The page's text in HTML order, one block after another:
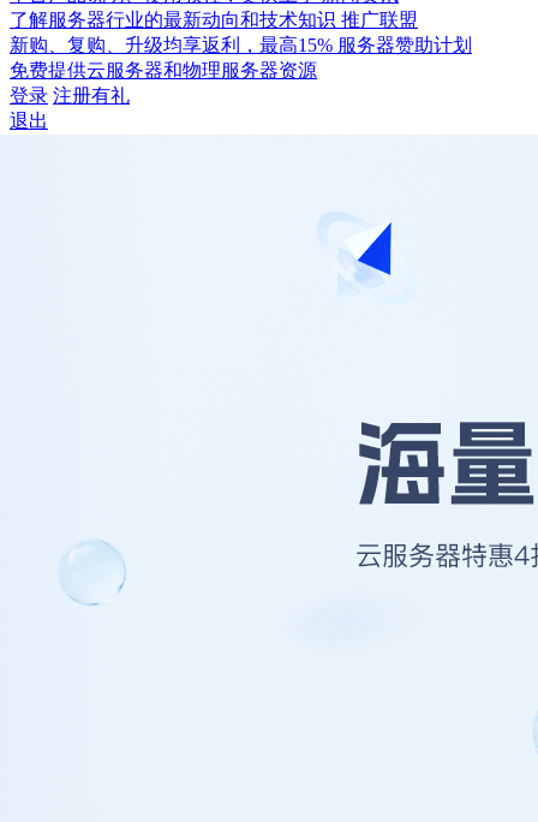
了解服务器行业的最新动向和技术知识 推广联盟
新购、复购、升级均享返利，最高15% 服务器赞助计划
免费提供云服务器和物理服务器资源
登录 注册有礼
退出